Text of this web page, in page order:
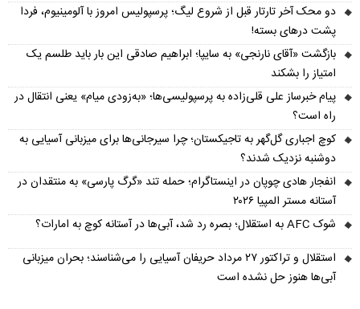
دو محک آخر تارتار قبل از شروع لیگ؛ پرسپولیس امروز با آلومینیوم، فردا
پشت درهای بسته!
بازگشت «آقای نارنجی» به سایپا؛ ابراهیم صادقی این بار باید طلسم یک
امتیاز را بشکند
پیام خبرساز علی قلی‌زاده به پرسپولیسی‌ها؛ «به‌زودی میام» یعنی انتقال در
راه است؟
کوچ اجباری گل‌گهر به تاجیکستان؛ چرا سیرجانی‌ها برای میزبانی آسیایی به
دوشنبه نزدیک شدند؟
انفجار هادی چوپان در اینستاگرام؛ حمله تند «گرگ پارسی» به منتقدان در
آستانه مستر المپیا ۲۰۲۶
شوک AFC به استقلال؛ بصره رد شد، آبی‌ها در آستانه کوچ به امارات؟
استقلال و تراکتور ۲۷ مرداد حریفان آسیایی را می‌شناسند؛ بحران میزبانی
آبی‌ها هنوز حل نشده است